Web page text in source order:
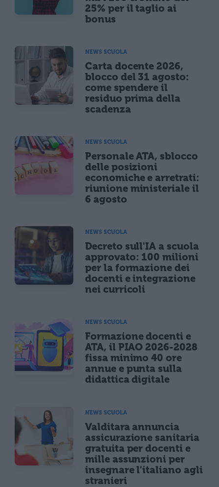
25% per il taglio ai
bonus
NEWS SCUOLA
Carta docente 2026,
blocco del 31 agosto:
come spendere il
residuo prima della
scadenza
NEWS SCUOLA
Personale ATA, sblocco
delle posizioni
economiche e arretrati:
riunione ministeriale il
6 agosto
NEWS SCUOLA
Decreto sull'IA a scuola
approvato: 100 milioni
per la formazione dei
docenti e integrazione
nei curricoli
NEWS SCUOLA
Formazione docenti e
ATA, il PIAO 2026-2028
fissa minimo 40 ore
annue e punta sulla
didattica digitale
NEWS SCUOLA
Valditara annuncia
assicurazione sanitaria
gratuita per docenti e
mille assunzioni per
insegnare l'italiano agli
stranieri